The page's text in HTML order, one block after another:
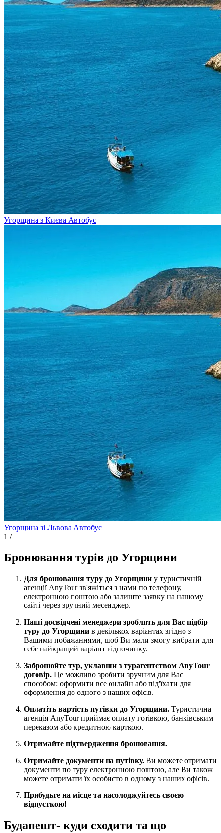
Угорщина з Києва Автобус
Угорщина зі Львова Автобус
1 /
Бронювання турів до Угорщини
Для бронювання туру до Угорщини у туристичній
агенції AnyTour зв'яжіться з нами по телефону,
електронною поштою або залиште заявку на нашому
сайті через зручний месенджер.
Наші досвідчені менеджери зроблять для Вас підбір
туру до Угорщини в декількох варіантах згідно з
Вашими побажаннями, щоб Ви мали змогу вибрати для
себе найкращий варіант відпочинку.
Забронюйте тур, уклавши з турагентством AnyTour
договір. Це можливо зробити зручним для Вас
способом: оформити все онлайн або під'їхати для
оформлення до одного з наших офісів.
Оплатіть вартість путівки до Угорщини. Туристична
агенція AnyTour приймає оплату готівкою, банківським
переказом або кредитною карткою.
Отримайте підтвердження бронювання.
Отримайте документи на путівку. Ви можете отримати
документи по туру електронною поштою, але Ви також
можете отримати їх особисто в одному з наших офісів.
Прибудьте на місце та насолоджуйтесь своєю
відпусткою!
Будапешт- куди сходити та що